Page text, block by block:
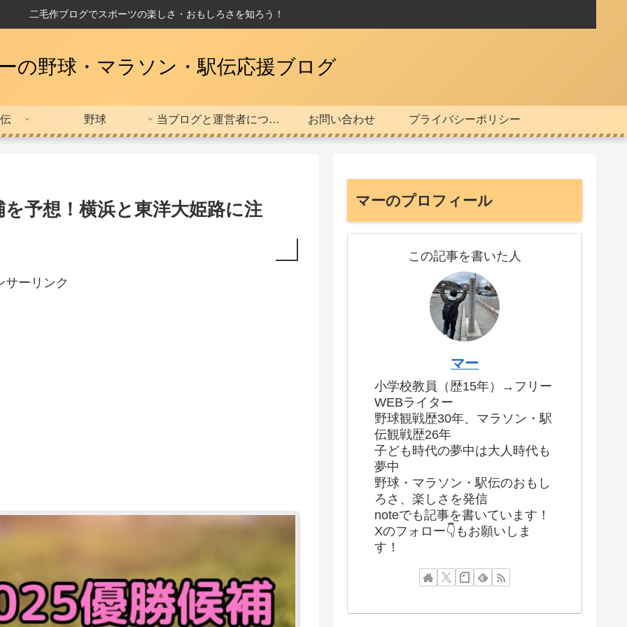
二毛作ブログでスポーツの楽しさ・おもしろさを知ろう！
の野球・マラソン・駅伝応援ブログ
野球 当ブログと運営者について お問い合わせ プライバシーポリシー
予想！横浜と東洋大姫路に注
サーリンク
マーのプロフィール
この記事を書いた人
マー
小学校教員（歴15年）→フリー
WEBライター
野球観戦歴30年、マラソン・駅
伝観戦歴26年
子ども時代の夢中は大人時代も
夢中
野球・マラソン・駅伝のおもし
ろさ、楽しさを発信
noteでも記事を書いています！
Xのフォロー👇もお願いしま
す！